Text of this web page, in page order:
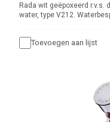
Rada wit geëpoxeerd r.v.s.
water, type V212.
geïntegreerde HEC
Toevoegen aan lijst